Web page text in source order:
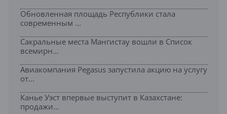
Обновленная площадь Республики стала
современным ...
Сакральные места Мангистау вошли в Список
всемирн...
Авиакомпания Pegasus запустила акцию на услугу
от...
Канье Уэст впервые выступит в Казахстане:
продажи...